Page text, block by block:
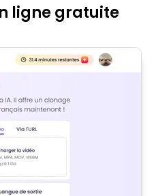
ligne gratuite